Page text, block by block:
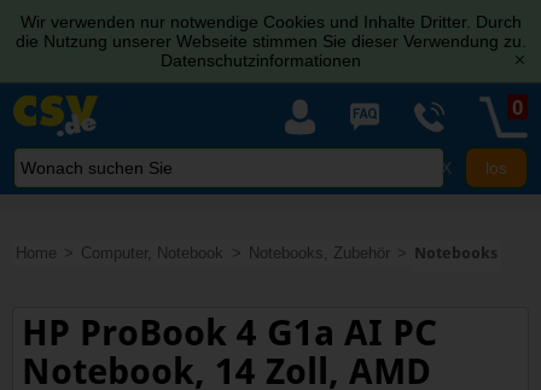
Wir verwenden nur notwendige Cookies und Inhalte Dritter. Durch
die Nutzung unserer Webseite stimmen Sie dieser Verwendung zu.
Datenschutzinformationen
[x]
X
0
Home Computer, Notebook Notebooks, Zubehör Notebooks
HP ProBook 4 G1a AI PC
Notebook, 14 Zoll, AMD